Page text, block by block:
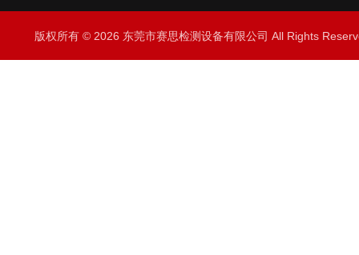
版权所有 © 2026 东莞市赛思检测设备有限公司 All Rights